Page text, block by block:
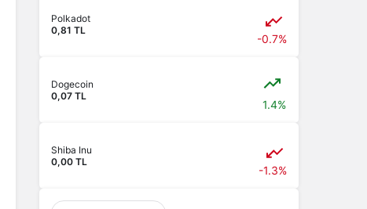
Polkadot
0,81 TL
-0.7%
Dogecoin
0,07 TL
1.4%
Shiba Inu
0,00 TL
-1.3%